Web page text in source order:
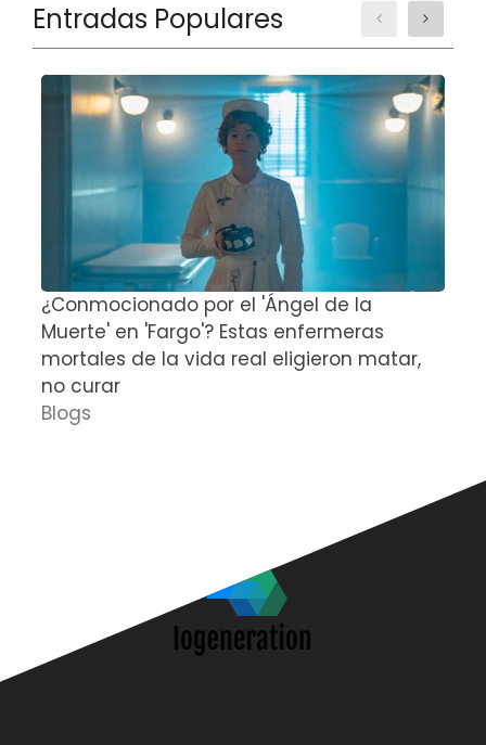
Entradas Populares
¿Conmocionado por el 'Ángel de la
Muerte' en 'Fargo'? Estas enfermeras
mortales de la vida real eligieron matar,
no curar
Blogs